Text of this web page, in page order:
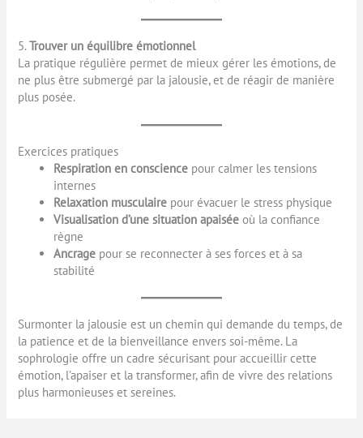
5.Trouver un équilibre émotionnel
La pratique régulière permet de mieux gérer les émotions, de
ne plus être submergé par la jalousie, et de réagir de manière
plus posée.
Exercices pratiques
Respiration en conscience pour calmer les tensions
internes
Relaxation musculaire pour évacuer le stress physique
Visualisation d’une situation apaisée où la confiance
règne
Ancrage pour se reconnecter à ses forces et à sa
stabilité
Surmonter la jalousie est un chemin qui demande du temps, de
la patience et de la bienveillance envers soi-même. La
sophrologie offre un cadre sécurisant pour accueillir cette
émotion, l’apaiser et la transformer, afin de vivre des relations
plus harmonieuses et sereines.